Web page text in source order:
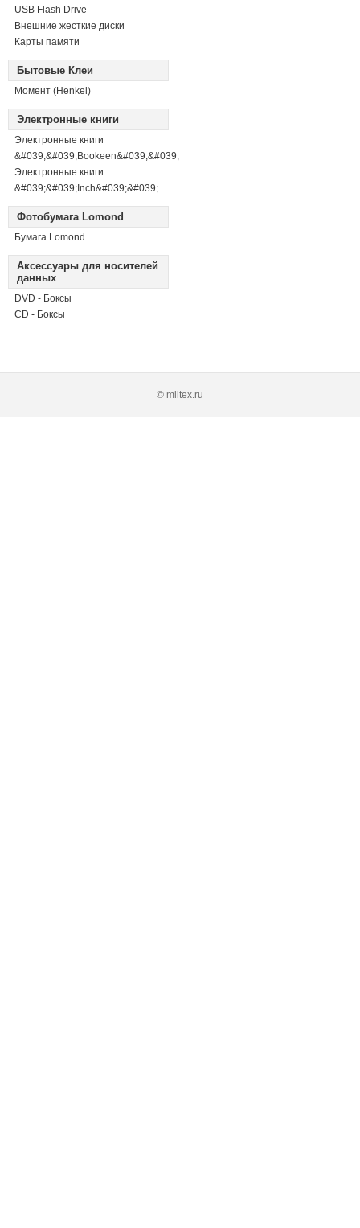
USB Flash Drive
Внешние жесткие диски
Карты памяти
Бытовые Клеи
Момент (Henkel)
Электронные книги
Электронные книги
&#039;&#039;Bookeen&#039;&#039;
Электронные книги
&#039;&#039;Inch&#039;&#039;
Фотобумага Lomond
Бумага Lomond
Аксессуары для носителей
данных
DVD - Боксы
CD - Боксы
© miltex.ru